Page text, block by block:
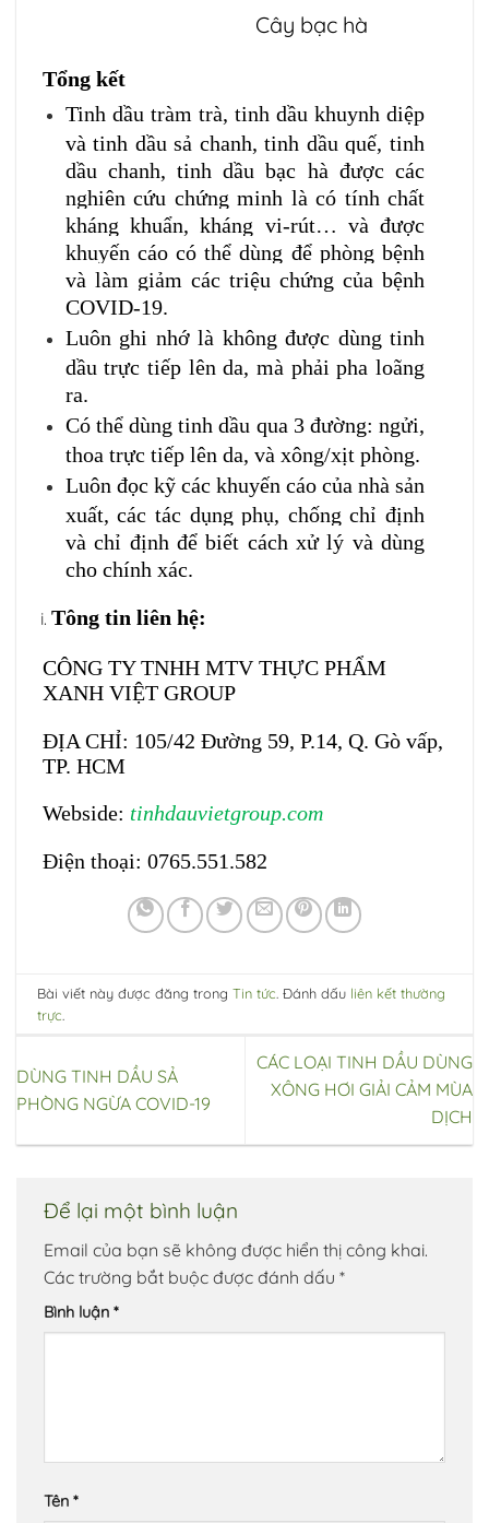
Cây bạc hà
Tổng kết
Tinh dầu tràm trà, tinh dầu khuynh diệp
và tinh dầu sả chanh, tinh dầu quế, tinh
dầu chanh, tinh dầu bạc hà được các
nghiên cứu chứng minh là có tính chất
kháng khuẩn, kháng vi-rút… và được
khuyến cáo có thể dùng để phòng bệnh
và làm giảm các triệu chứng của bệnh
COVID-19.
Luôn ghi nhớ là không được dùng tinh
dầu trực tiếp lên da, mà phải pha loãng
ra.
Có thể dùng tinh dầu qua 3 đường: ngửi,
thoa trực tiếp lên da, và xông/xịt phòng.
Luôn đọc kỹ các khuyến cáo của nhà sản
xuất, các tác dụng phụ, chống chỉ định
và chỉ định để biết cách xử lý và dùng
cho chính xác.
Tông tin liên hệ:
CÔNG TY TNHH MTV THỰC PHẨM
XANH VIỆT GROUP
ĐỊA CHỈ: 105/42 Đường 59, P.14, Q. Gò vấp,
TP. HCM
Webside: tinhdauvietgroup.com
Điện thoại: 0765.551.582
Bài viết này được đăng trongTin tức . Đánh dấu liên kết thường
trực
DÙNG TINH DẦU SẢ
PHÒNG NGỪA COVID-19
CÁC LOẠI TINH DẦU DÙNG
XÔNG HƠI GIẢI CẢM MÙA
DỊCH
Để lại một bình luận
Email của bạn sẽ không được hiển thị công khai.
Các trường bắt buộc được đánh dấu *
Bình luận *
Tên *